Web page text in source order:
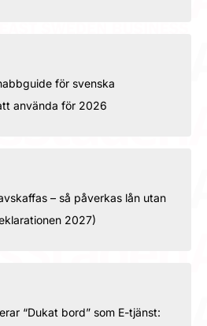
för svenska
använda för 2026
– så påverkas lån utan
2027)
“Dukat bord” som E-tjänst: